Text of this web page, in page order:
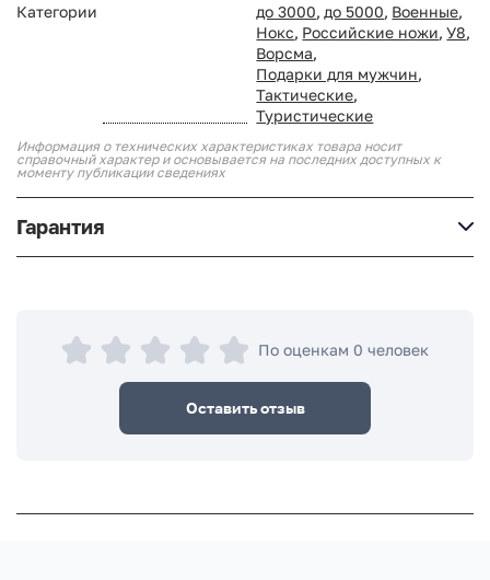
Категории
до 3000, до 5000, Военные,
Нокс, Российские ножи, У8,
Ворсма,
Подарки для мужчин,
Тактические,
Туристические
Информация о технических характеристиках товара носит
справочный характер и основывается на последних доступных к
моменту публикации сведениях
Гарантия
По оценкам 0 человек
Оставить отзыв